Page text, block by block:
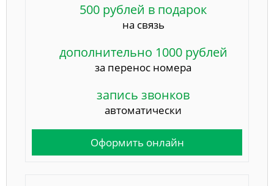
500 рублей в подарок
на связь
дополнительно 1000 рублей
за перенос номера
запись звонков
автоматически
Оформить онлайн